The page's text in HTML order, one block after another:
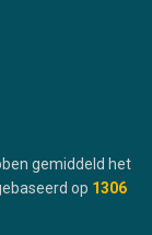
gemiddeld het
op 1306